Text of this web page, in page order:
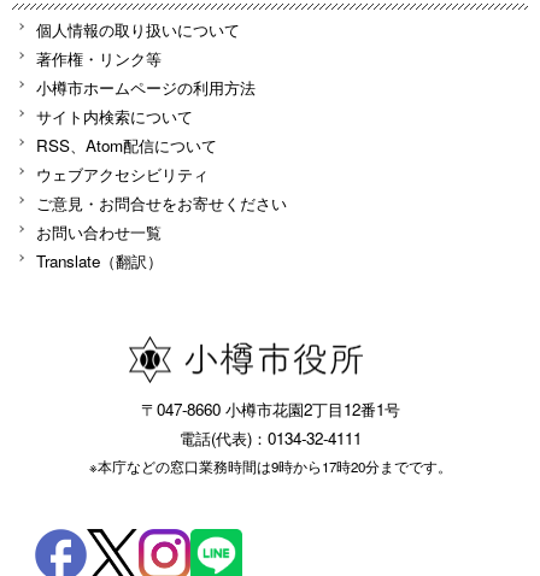
個人情報の取り扱いについて
著作権・リンク等
小樽市ホームページの利用方法
サイト内検索について
RSS、Atom配信について
ウェブアクセシビリティ
ご意見・お問合せをお寄せください
お問い合わせ一覧
Translate（翻訳）
〒047-8660 小樽市花園2丁目12番1号
電話(代表)：0134-32-4111
※本庁などの窓口業務時間は9時から17時20分までです。